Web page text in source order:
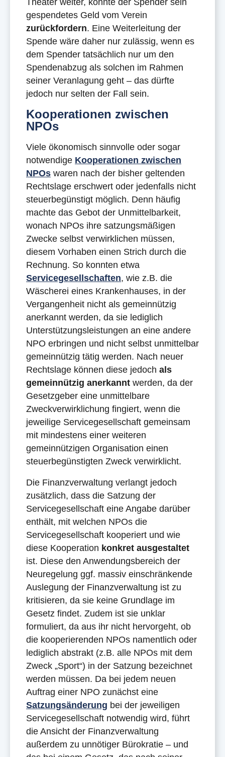
Theater weiter, könnte der Spender sein
gespendetes Geld vom Verein
zurückfordern. Eine Weiterleitung der
Spende wäre daher nur zulässig, wenn es
dem Spender tatsächlich nur um den
Spendenabzug als solchen im Rahmen
seiner Veranlagung geht – das dürfte
jedoch nur selten der Fall sein.
Kooperationen zwischen
NPOs
Viele ökonomisch sinnvolle oder sogar
notwendige Kooperationen zwischen
NPOs waren nach der bisher geltenden
Rechtslage erschwert oder jedenfalls nicht
steuerbegünstigt möglich. Denn häufig
machte das Gebot der Unmittelbarkeit,
wonach NPOs ihre satzungsmäßigen
Zwecke selbst verwirklichen müssen,
diesem Vorhaben einen Strich durch die
Rechnung. So konnten etwa
Servicegesellschaften, wie z.B. die
Wäscherei eines Krankenhauses, in der
Vergangenheit nicht als gemeinnützig
anerkannt werden, da sie lediglich
Unterstützungsleistungen an eine andere
NPO erbringen und nicht selbst unmittelbar
gemeinnützig tätig werden. Nach neuer
Rechtslage können diese jedoch als
gemeinnützig anerkannt werden, da der
Gesetzgeber eine unmittelbare
Zweckverwirklichung fingiert, wenn die
jeweilige Servicegesellschaft gemeinsam
mit mindestens einer weiteren
gemeinnützigen Organisation einen
steuerbegünstigten Zweck verwirklicht.
Die Finanzverwaltung verlangt jedoch
zusätzlich, dass die Satzung der
Servicegesellschaft eine Angabe darüber
enthält, mit welchen NPOs die
Servicegesellschaft kooperiert und wie
diese Kooperation konkret ausgestaltet
ist. Diese den Anwendungsbereich der
Neuregelung ggf. massiv einschränkende
Auslegung der Finanzverwaltung ist zu
kritisieren, da sie keine Grundlage im
Gesetz findet. Zudem ist sie unklar
formuliert, da aus ihr nicht hervorgeht, ob
die kooperierenden NPOs namentlich oder
lediglich abstrakt (z.B. alle NPOs mit dem
Zweck „Sport“) in der Satzung bezeichnet
werden müssen. Da bei jedem neuen
Auftrag einer NPO zunächst eine
Satzungsänderung bei der jeweiligen
Servicegesellschaft notwendig wird, führt
die Ansicht der Finanzverwaltung
außerdem zu unnötiger Bürokratie – und